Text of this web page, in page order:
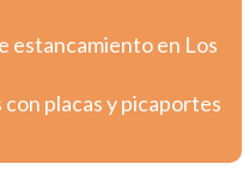
estancamiento en Los
placas y picaportes